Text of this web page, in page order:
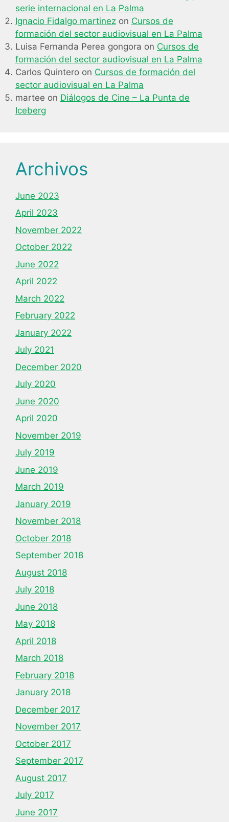
serie internacional en La Palma
Ignacio Fidalgo martinez on Cursos de
formación del sector audiovisual en La Palma
Luisa Fernanda Perea gongora on Cursos de
formación del sector audiovisual en La Palma
Carlos Quintero on Cursos de formación del
sector audiovisual en La Palma
martee on Diálogos de Cine – La Punta de
Iceberg
Archivos
June 2023
April 2023
November 2022
October 2022
June 2022
April 2022
March 2022
February 2022
January 2022
July 2021
December 2020
July 2020
June 2020
April 2020
November 2019
July 2019
June 2019
March 2019
January 2019
November 2018
October 2018
September 2018
August 2018
July 2018
June 2018
May 2018
April 2018
March 2018
February 2018
January 2018
December 2017
November 2017
October 2017
September 2017
August 2017
July 2017
June 2017